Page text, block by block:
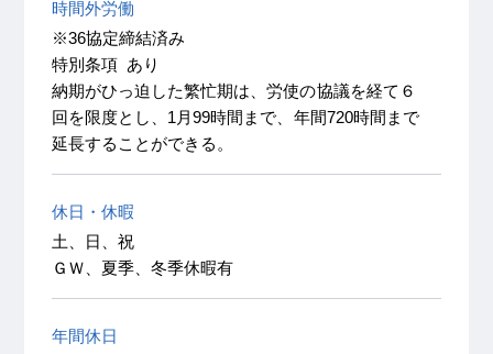
時間外労働
※36協定締結済み
特別条項 あり
納期がひっ迫した繁忙期は、労使の協議を経て６
回を限度とし、1月99時間まで、年間720時間まで
延長することができる。
休日・休暇
土、日、祝
ＧＷ、夏季、冬季休暇有
年間休日